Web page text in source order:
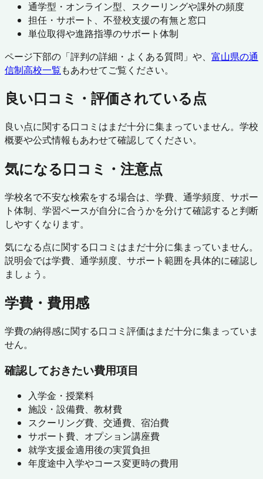
通学型・オンライン型、スクーリングや課外の頻度
担任・サポート、不登校支援の有無と窓口
単位取得や進路指導のサポート体制
ページ下部の「評判の詳細・よくある質問」や、 富山県の通
信制高校一覧もあわせてご覧ください。
良い口コミ・評価されている点
良い点に関する口コミはまだ十分に集まっていません。学校
概要や公式情報もあわせて確認してください。
気になる口コミ・注意点
学校名で不安な検索をする場合は、学費、通学頻度、サポー
ト体制、学習ペースが自分に合うかを分けて確認すると判断
しやすくなります。
気になる点に関する口コミはまだ十分に集まっていません。
説明会では学費、通学頻度、サポート範囲を具体的に確認し
ましょう。
学費・費用感
学費の納得感に関する口コミ評価はまだ十分に集まっていま
せん。
確認しておきたい費用項目
入学金・授業料
施設・設備費、教材費
スクーリング費、交通費、宿泊費
サポート費、オプション講座費
就学支援金適用後の実質負担
年度途中入学やコース変更時の費用